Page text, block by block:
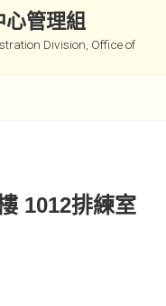
管理組
Division, Office of
1012排練室